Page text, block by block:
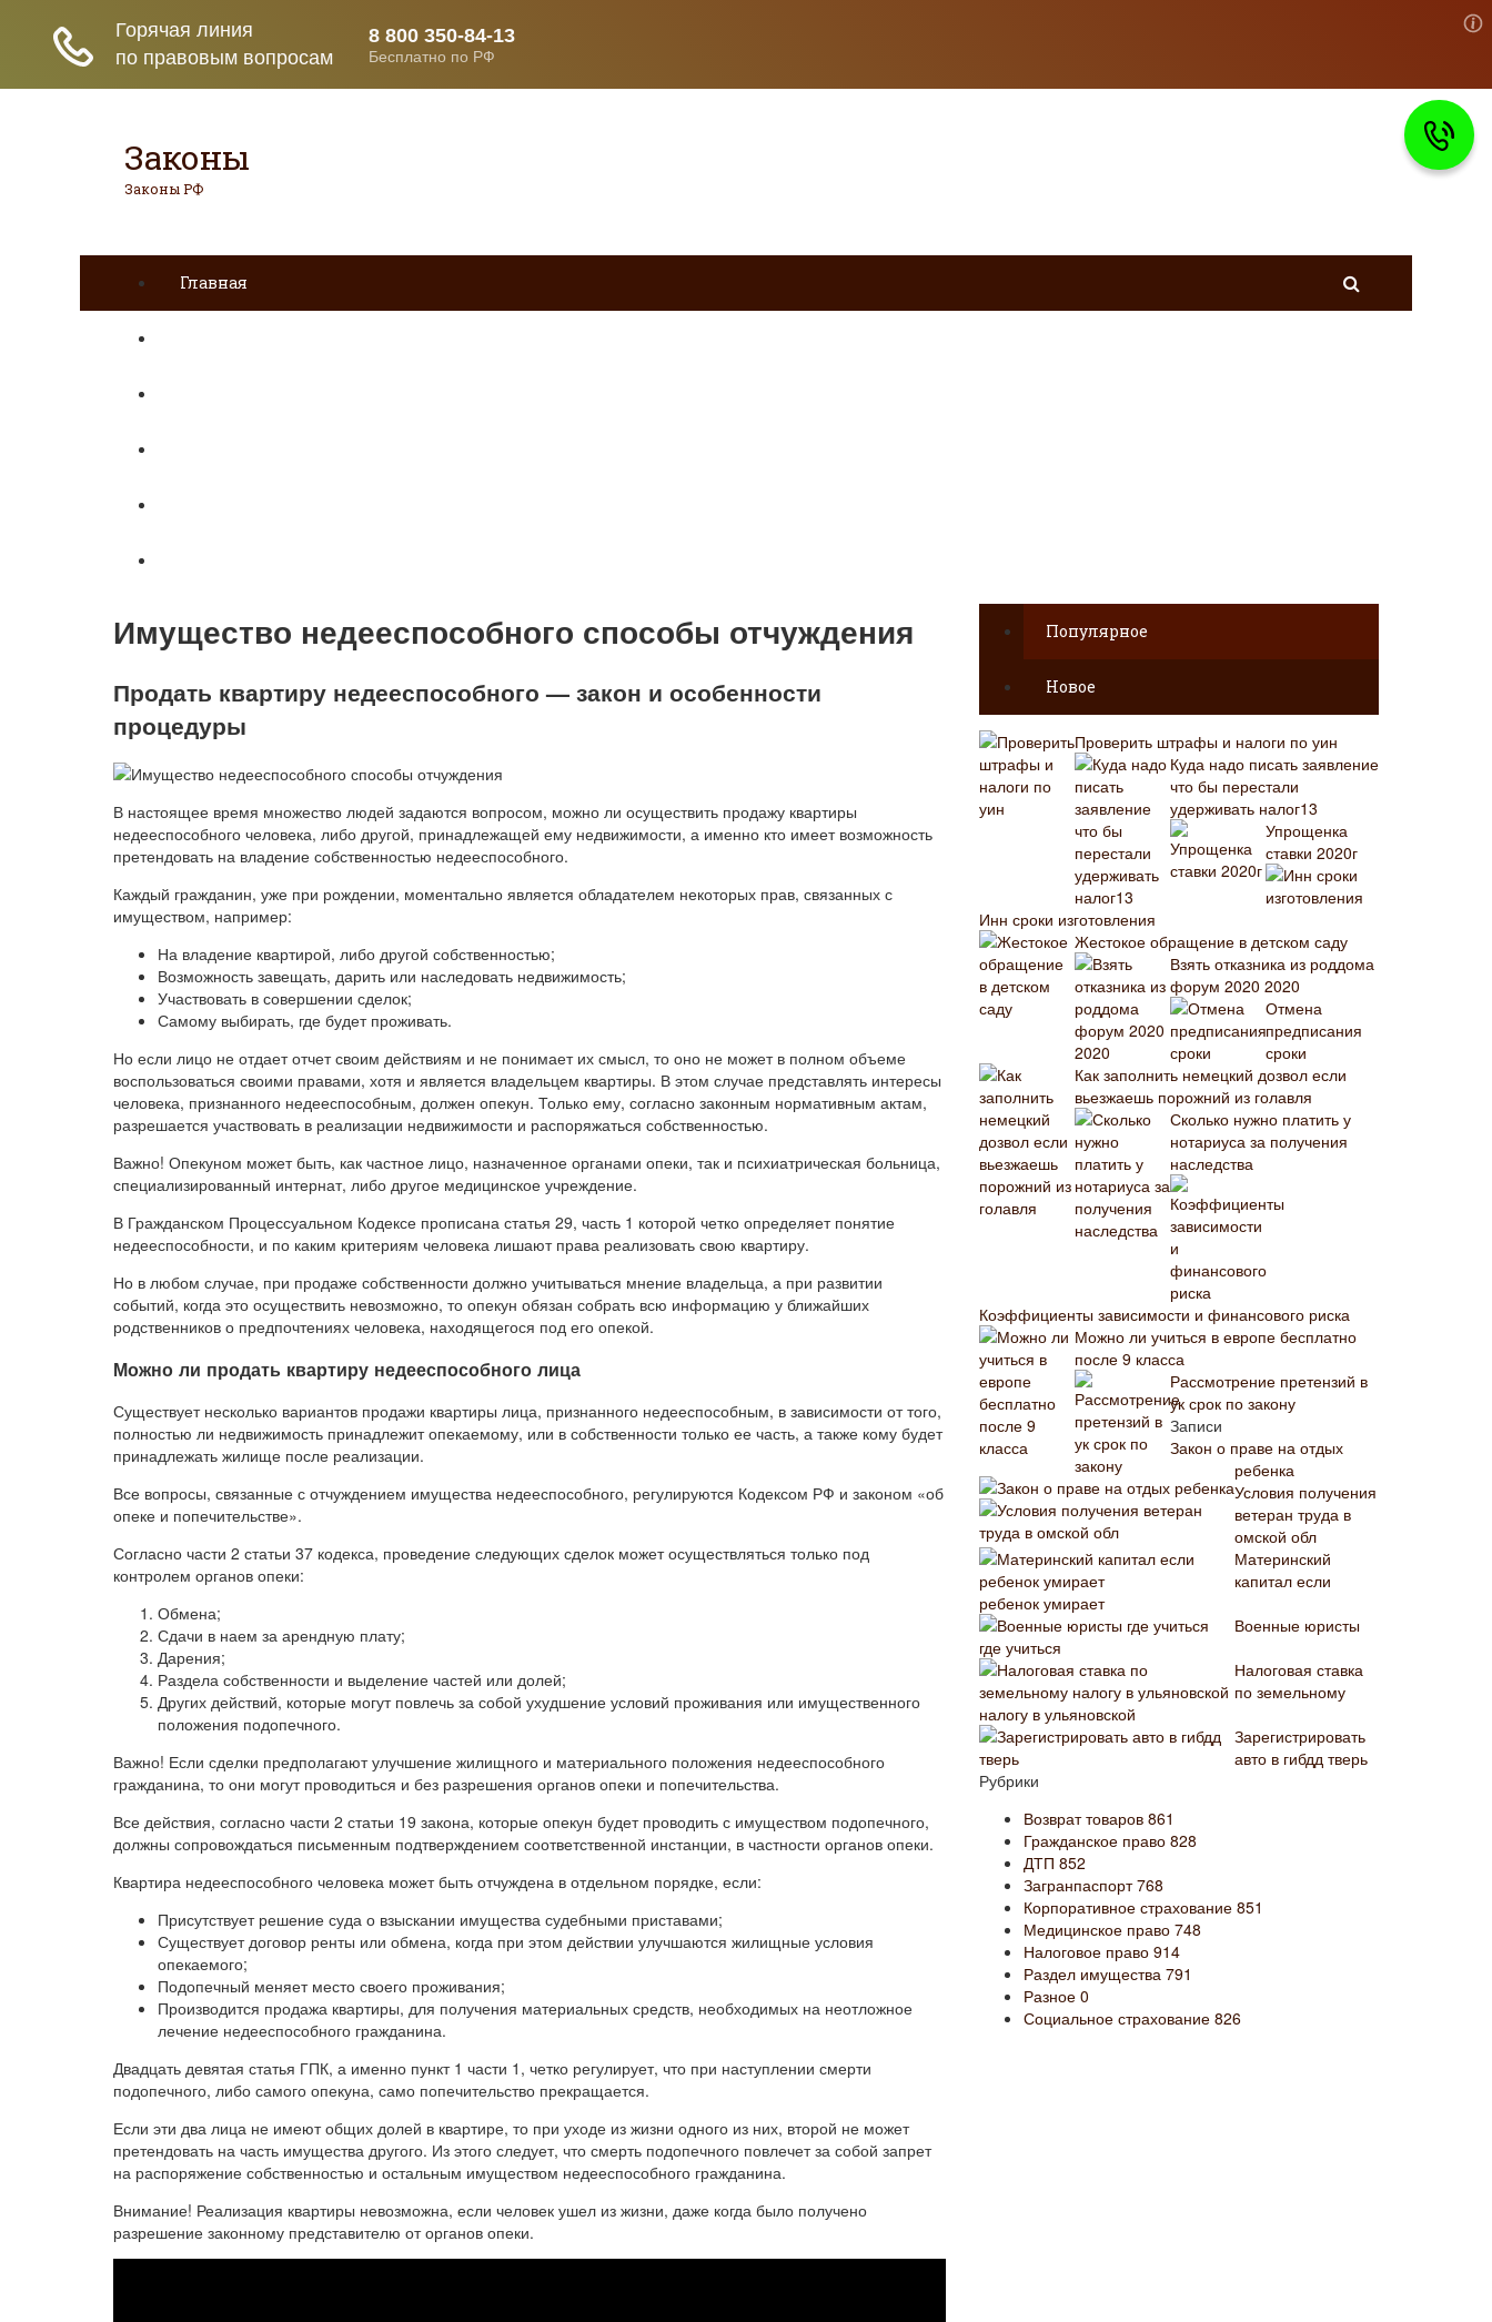
Законы
Законы РФ
Главная
Имущество недееспособного способы отчуждения
Продать квартиру недееспособного — закон и особенности
процедуры
В настоящее время множество людей задаются вопросом, можно ли осуществить продажу квартиры
недееспособного человека, либо другой, принадлежащей ему недвижимости, а именно кто имеет возможность
претендовать на владение собственностью недееспособного.
Каждый гражданин, уже при рождении, моментально является обладателем некоторых прав, связанных с
имуществом, например:
На владение квартирой, либо другой собственностью;
Возможность завещать, дарить или наследовать недвижимость;
Участвовать в совершении сделок;
Самому выбирать, где будет проживать.
Но если лицо не отдает отчет своим действиям и не понимает их смысл, то оно не может в полном объеме
воспользоваться своими правами, хотя и является владельцем квартиры. В этом случае представлять интересы
человека, признанного недееспособным, должен опекун. Только ему, согласно законным нормативным актам,
разрешается участвовать в реализации недвижимости и распоряжаться собственностью.
Важно! Опекуном может быть, как частное лицо, назначенное органами опеки, так и психиатрическая больница,
специализированный интернат, либо другое медицинское учреждение.
В Гражданском Процессуальном Кодексе прописана статья 29, часть 1 которой четко определяет понятие
недееспособности, и по каким критериям человека лишают права реализовать свою квартиру.
Но в любом случае, при продаже собственности должно учитываться мнение владельца, а при развитии
событий, когда это осуществить невозможно, то опекун обязан собрать всю информацию у ближайших
родственников о предпочтениях человека, находящегося под его опекой.
Можно ли продать квартиру недееспособного лица
Существует несколько вариантов продажи квартиры лица, признанного недееспособным, в зависимости от того,
полностью ли недвижимость принадлежит опекаемому, или в собственности только ее часть, а также кому будет
принадлежать жилище после реализации.
Все вопросы, связанные с отчуждением имущества недееспособного, регулируются Кодексом РФ и законом «об
опеке и попечительстве».
Согласно части 2 статьи 37 кодекса, проведение следующих сделок может осуществляться только под
контролем органов опеки:
Обмена;
Сдачи в наем за арендную плату;
Дарения;
Раздела собственности и выделение частей или долей;
Других действий, которые могут повлечь за собой ухудшение условий проживания или имущественного
положения подопечного.
Важно! Если сделки предполагают улучшение жилищного и материального положения недееспособного
гражданина, то они могут проводиться и без разрешения органов опеки и попечительства.
Все действия, согласно части 2 статьи 19 закона, которые опекун будет проводить с имуществом подопечного,
должны сопровождаться письменным подтверждением соответственной инстанции, в частности органов опеки.
Квартира недееспособного человека может быть отчуждена в отдельном порядке, если:
Присутствует решение суда о взыскании имущества судебными приставами;
Существует договор ренты или обмена, когда при этом действии улучшаются жилищные условия
опекаемого;
Подопечный меняет место своего проживания;
Производится продажа квартиры, для получения материальных средств, необходимых на неотложное
лечение недееспособного гражданина.
Двадцать девятая статья ГПК, а именно пункт 1 части 1, четко регулирует, что при наступлении смерти
подопечного, либо самого опекуна, само попечительство прекращается.
Если эти два лица не имеют общих долей в квартире, то при уходе из жизни одного из них, второй не может
претендовать на часть имущества другого. Из этого следует, что смерть подопечного повлечет за собой запрет
на распоряжение собственностью и остальным имуществом недееспособного гражданина.
Внимание! Реализация квартиры невозможна, если человек ушел из жизни, даже когда было получено
разрешение законному представителю от органов опеки.
Популярное
Новое
Проверить штрафы и налоги по уин
Куда надо писать заявление
что бы перестали
удерживать налог13
Упрощенка
ставки 2020г
Инн сроки изготовления
Жестокое обращение в детском саду
Взять отказника из роддома
форум 2020 2020
Отмена
предписания
сроки
Как заполнить немецкий дозвол если
вьезжаешь порожний из голавля
Сколько нужно платить у
нотариуса за получения
наследства
Коэффициенты зависимости и финансового риска
Можно ли учиться в европе бесплатно
после 9 класса
Рассмотрение претензий в
ук срок по закону
Записи
Закон о праве на отдых
ребенка
Условия получения
ветеран труда в
омской обл
Материнский
капитал если
ребенок умирает
Военные юристы
где учиться
Налоговая ставка
по земельному
налогу в ульяновской
Зарегистрировать
авто в гибдд тверь
Рубрики
Возврат товаров 861
Гражданское право 828
ДТП 852
Загранпаспорт768
Корпоративное страхование 851
Медицинское право 748
Налоговое право 914
Раздел имущества 791
Разное 0
Социальное страхование 826